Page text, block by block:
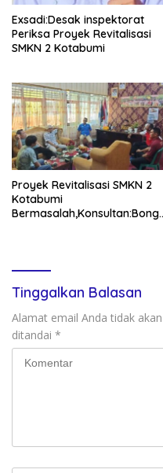
Exsadi:Desak inspektorat
Periksa Proyek Revitalisasi
SMKN 2 Kotabumi
Proyek Revitalisasi SMKN 2
Kotabumi
Tinggalkan Balasan
Alamat email Anda tidak
ditandai *